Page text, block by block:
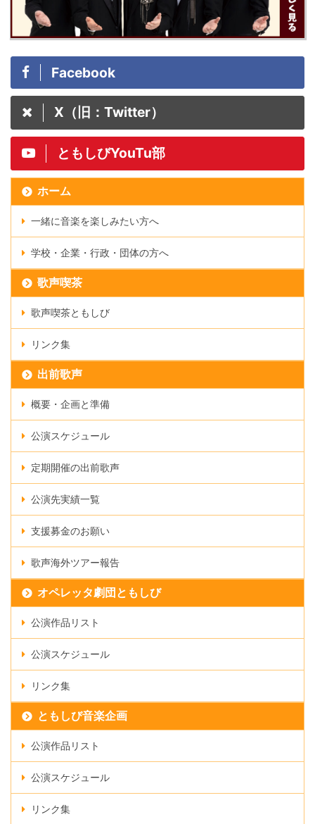
Facebook
X（旧：Twitter）
ともしびYouTu部
ホーム
一緒に音楽を楽しみたい方へ
学校・企業・行政・団体の方へ
歌声喫茶
歌声喫茶ともしび
リンク集
出前歌声
概要・企画と準備
公演スケジュール
定期開催の出前歌声
公演先実績一覧
支援募金のお願い
歌声海外ツアー報告
オペレッタ劇団ともしび
公演作品リスト
公演スケジュール
リンク集
ともしび音楽企画
公演作品リスト
公演スケジュール
リンク集